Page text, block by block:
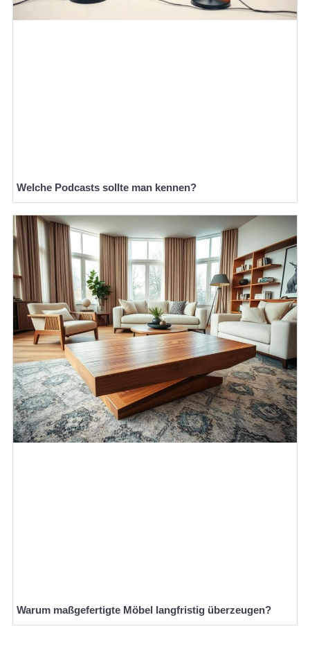
Welche Podcasts sollte man kennen?
Warum maßgefertigte Möbel langfristig überzeugen?